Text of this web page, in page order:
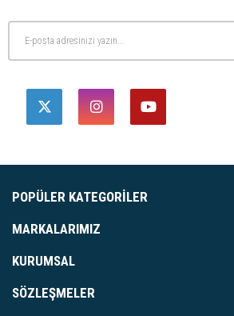
POPÜLER KATEGORILER
MARKALARIMIZ
KURUMSAL
SÖZLEŞMELER